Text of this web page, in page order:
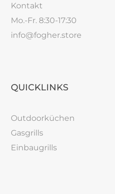
Kontakt
Mo.-Fr. 8:30-17:30
info@fogher.store
QUICKLINKS
Outdoorküchen
Gasgrills
Einbaugrills